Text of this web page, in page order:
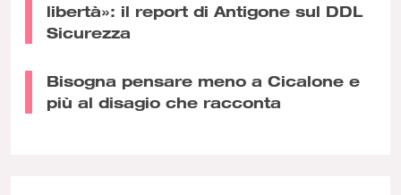
libertà»: il report di Antigone sul DDL
Sicurezza
Bisogna pensare meno a Cicalone e
più al disagio che racconta